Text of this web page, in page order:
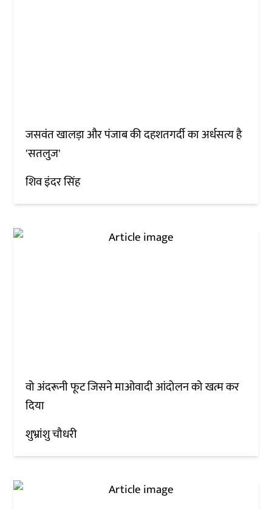
जसवंत खालड़ा और पंजाब की दहशतगर्दी का अर्धसत्य है
'सतलुज'
शिव इंदर सिंह
वो अंदरूनी फूट जिसने माओवादी आंदोलन को खत्म कर
दिया
शुभ्रांशु चौधरी